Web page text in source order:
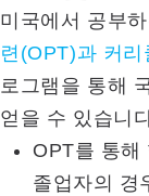
미국에서 공부
련(OPT)과 커
로그램을 통해
얻을 수 있습니
OPT를 통해
졸업자의 경